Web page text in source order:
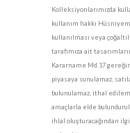
Kolleksiyonlarımızda
kullanım hakkı
kullanılması veya
tarafımıza ait
Kararname Md.17
piyasaya sunulamaz,
bulunulamaz, ithal
amaçlarla elde
ihlal oluşturacağından